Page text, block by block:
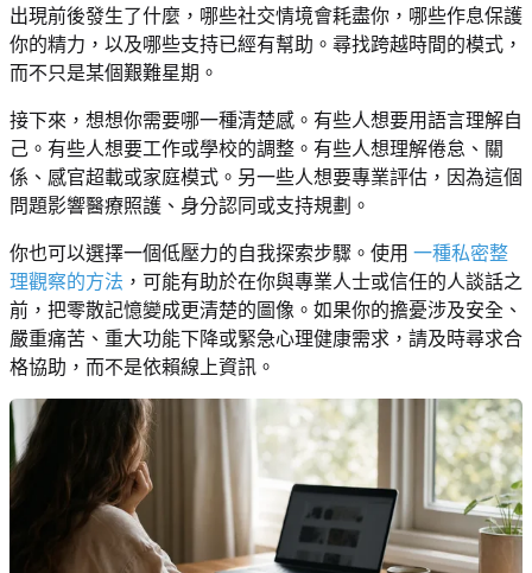
出現前後發生了什麼，哪些社交情境會耗盡你，哪些作息保護
你的精力，以及哪些支持已經有幫助。尋找跨越時間的模式，
而不只是某個艱難星期。
接下來，想想你需要哪一種清楚感。有些人想要用語言理解自
己。有些人想要工作或學校的調整。有些人想理解倦怠、關
係、感官超載或家庭模式。另一些人想要專業評估，因為這個
問題影響醫療照護、身分認同或支持規劃。
你也可以選擇一個低壓力的自我探索步驟。使用 一種私密整
理觀察的方法 ，可能有助於在你與專業人士或信任的人談話之
前，把零散記憶變成更清楚的圖像。如果你的擔憂涉及安全、
嚴重痛苦、重大功能下降或緊急心理健康需求，請及時尋求合
格協助，而不是依賴線上資訊。